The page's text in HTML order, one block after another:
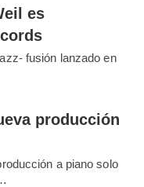
es
fusión lanzado en
producción
a piano solo